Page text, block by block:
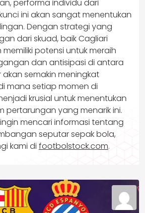
performa individu dari
ini akan sangat menentukan
Dengan strategi yang
dari skuad, baik Cagliari
potensi untuk meraih
dan antisipasi di antara
semakin meningkat
mana setiap momen di
krusial untuk menentukan
pertarungan yang menarik ini.
mencari informasi tentang
seputar sepak bola,
kami di footbolstock.com.